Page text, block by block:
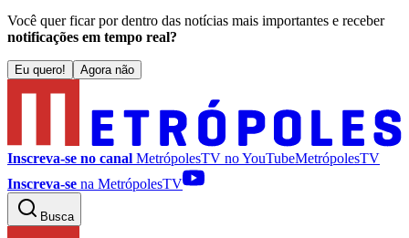
Você quer ficar por dentro das notícias mais importantes e receber
notificações em tempo real?
Eu quero! Agora não
Inscreva-se no canal MetrópolesTV noYouTubeMetrópolesTV
Inscreva-se na MetrópolesTV
Busca